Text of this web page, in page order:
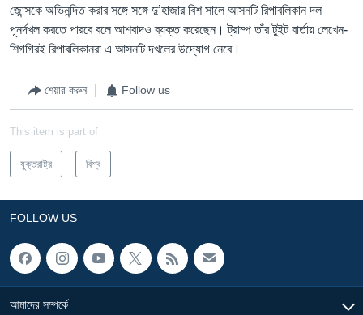
জোন্সকে অভিনন্দিত করার সঙ্গে সঙ্গে দু’হাজার বিশ সালে আসনটি রিপাবলিকান দল
পূনর্দখল করতে পারবে বলে আশবাদও ব্যক্ত করেছেন। ট্রাম্প তাঁর টুইট বার্তায় লেখেন-
শিগগিরই রিপাবলিকানরা এ আসনটি দখলের উদ্যোগ নেবে।
শেয়ার করুন Follow us
This item is part of
যুক্তরাষ্ট্র বিশ্ব
FOLLOW US
আমাদের সম্পর্কে